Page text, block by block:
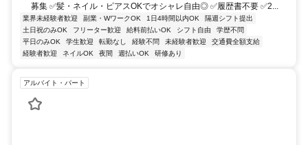
募集 ✅髪・ネイル・ピアスOKでオシャレ自由◎ ✅履歴書不要 ✅2...
業界未経験者歓迎 副業・WワークOK 1日4時間以内OK
隔週シフト提出
土日祝のみOK
フリーター歓迎 給料前払いOK シフト自由
学歴不問
平日のみOK
学生歓迎 転勤なし 経験不問 未経験者歓迎
交通費全額支給
経験者歓迎
ネイルOK 夜間 週払いOK 研修あり
アルバイト・パート